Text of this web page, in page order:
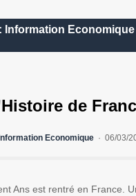
Information
de
Economique 06/03/
Ans est rentré en France.